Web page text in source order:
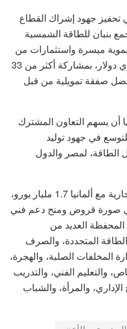
تحفيز جهود إشراك القطاع
بنبان للطاقة الشمسية
ميسرة واستثمارات من
قبل القطاع الخاص بقيمة نحو ملياري دولار، بمشاركة أكثر من 33
صفقة تمويلية من قبل
أن يسهم التعاون المشترك
في جهود توليد
الطاقة، لمصر والدول
وتسجل محفظة التعاون الإنمائي الجارية مع ألمانيا 1.7 مليار يورو،
30 مشروعًا في صورة قروض ومنح دعم فني
العديد من
المتجددة، والصرف
المخلفات الصلبة، والهجرة،
والتعليم الفني، والتدريب
والمرأة، والشباب